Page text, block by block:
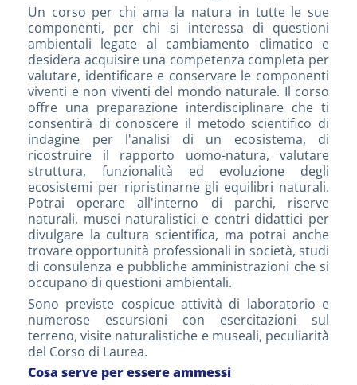
Un corso per chi ama la natura in tutte le sue
componenti, per chi si interessa di questioni
ambientali legate al cambiamento climatico e
desidera acquisire una competenza completa per
valutare, identificare e conservare le componenti
viventi e non viventi del mondo naturale. Il corso
offre una preparazione interdisciplinare che ti
consentirà di conoscere il metodo scientifico di
indagine per l'analisi di un ecosistema, di
ricostruire il rapporto uomo-natura, valutare
struttura, funzionalità ed evoluzione degli
ecosistemi per ripristinarne gli equilibri naturali.
Potrai operare all'interno di parchi, riserve
naturali, musei naturalistici e centri didattici per
divulgare la cultura scientifica, ma potrai anche
trovare opportunità professionali in società, studi
di consulenza e pubbliche amministrazioni che si
occupano di questioni ambientali.
Sono previste cospicue attività di laboratorio e
numerose escursioni con esercitazioni sul
terreno, visite naturalistiche e museali, peculiarità
del Corso di Laurea.
Cosa serve per essere ammessi